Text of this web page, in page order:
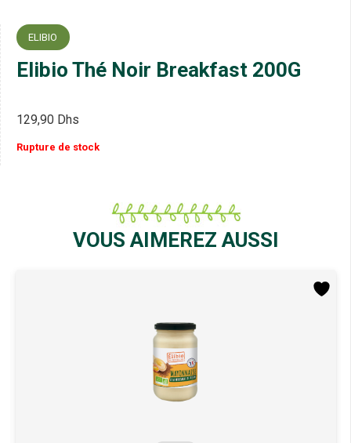
ELIBIO
Elibio Thé Noir Breakfast 200G
129,90 Dhs
Rupture de stock
VOUS AIMEREZ AUSSI